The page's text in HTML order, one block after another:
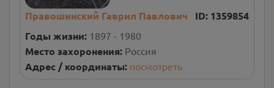
Правошинский Гаврил Павлович ID: 1359854
Годы жизни: 1897 - 1980
Место захоронения: Россия
Адрес / координаты: посмотреть